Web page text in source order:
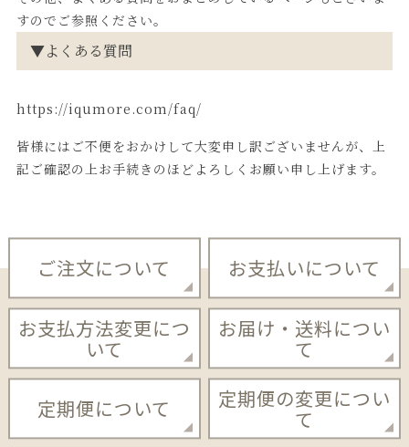
すのでご参照ください。
▼よくある質問
https://iqumore.com/faq/
皆様にはご不便をおかけして大変申し訳ございませんが、上
記ご確認の上お手続きのほどよろしくお願い申し上げます。
ご注文について お支払いについて
お支払方法変更につ
いて
お届け・送料につい
て
定期便について 定期便の変更につい
て